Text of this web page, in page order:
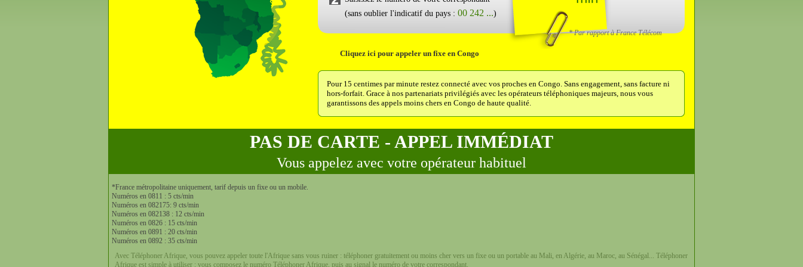
(sans oublier l'indicatif du pays : 00 242 ...)
* Par rapport à France Télécom
Cliquez ici pour appeler un fixe en Congo
Pour 15 centimes par minute restez connecté avec vos proches en Congo. Sans engagement, sans facture ni
hors-forfait. Grace à nos partenariats privilégiés avec les opérateurs téléphoniques majeurs, nous vous
garantissons des appels moins chers en Congo de haute qualité.
PAS DE CARTE - APPEL IMMÉDIAT
Vous appelez avec votre opérateur habituel
*France métropolitaine uniquement, tarif depuis un fixe ou un mobile.
Numéros en 0811 : 5 cts/min
Numéros en 082175: 9 cts/min
Numéros en 082138 : 12 cts/min
Numéros en 0826 : 15 cts/min
Numéros en 0891 : 20 cts/min
Numéros en 0892 : 35 cts/min
Avec Téléphoner Afrique, vous pouvez appeler toute l'Afrique sans vous ruiner : téléphoner gratuitement ou moins cher vers un fixe ou un portable au Mali, en Algérie, au Maroc, au Sénégal... Téléphoner
Afrique est simple à utiliser : vous composez le numéro Téléphoner Afrique, puis au signal le numéro de votre correspondant.